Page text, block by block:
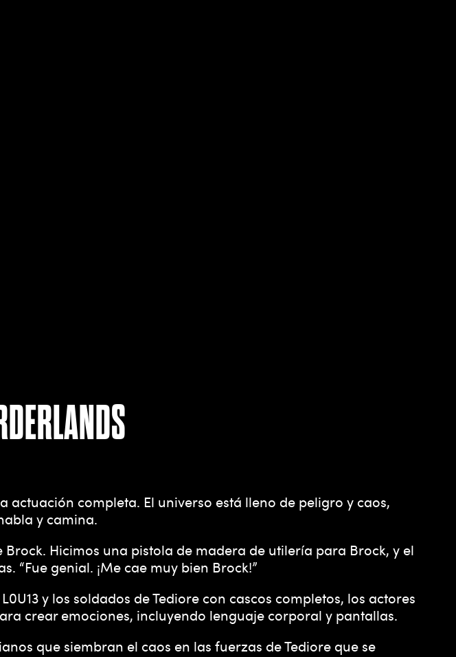
completa. El universo está lleno de peligro y caos,
y camina.
Hicimos una pistola de madera de utilería para Brock, y el
“Fue genial. ¡Me cae muy bien Brock!”
y los soldados de Tediore con cascos completos, los actores
crear emociones, incluyendo lenguaje corporal y pantallas.
que siembran el caos en las fuerzas de Tediore que se